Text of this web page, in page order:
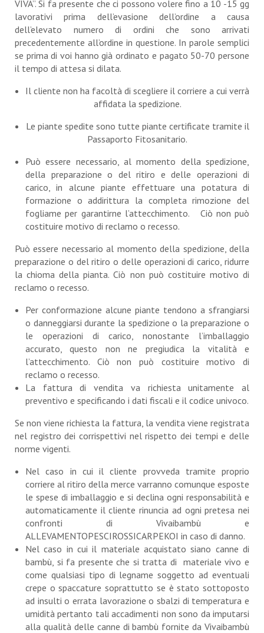
VIVA”. Si fa presente che ci possono volere fino a 10 -15 gg
lavorativi prima dell’evasione dell’ordine a causa
dell’elevato numero di ordini che sono arrivati
precedentemente all’ordine in questione. In parole semplici
se prima di voi hanno già ordinato e pagato 50-70 persone
il tempo di attesa si dilata.
Il cliente non ha facoltà di scegliere il corriere a cui verrà
affidata la spedizione.
Le piante spedite sono tutte piante certificate tramite il
Passaporto Fitosanitario.
Può essere necessario, al momento della spedizione,
della preparazione o del ritiro e delle operazioni di
carico, in alcune piante effettuare una potatura di
formazione o addirittura la completa rimozione del
fogliame per garantirne l’attecchimento. Ciò non può
costituire motivo di reclamo o recesso.
Può essere necessario al momento della spedizione, della
preparazione o del ritiro o delle operazioni di carico, ridurre
la chioma della pianta. Ciò non può costituire motivo di
reclamo o recesso.
Per conformazione alcune piante tendono a sfrangiarsi
o danneggiarsi durante la spedizione o la preparazione o
le operazioni di carico, nonostante l’imballaggio
accurato, questo non ne pregiudica la vitalità e
l’attecchimento. Ciò non può costituire motivo di
reclamo o recesso.
La fattura di vendita va richiesta unitamente al
preventivo e specificando i dati fiscali e il codice univoco.
Se non viene richiesta la fattura, la vendita viene registrata
nel registro dei corrispettivi nel rispetto dei tempi e delle
norme vigenti.
Nel caso in cui il cliente provveda tramite proprio
corriere al ritiro della merce varranno comunque esposte
le spese di imballaggio e si declina ogni responsabilità e
automaticamente il cliente rinuncia ad ogni pretesa nei
confronti di Vivaibambù e
ALLEVAMENTOPESCIROSSICARPEKOI in caso di danno.
Nel caso in cui il materiale acquistato siano canne di
bambù, si fa presente che si tratta di materiale vivo e
come qualsiasi tipo di legname soggetto ad eventuali
crepe o spaccature soprattutto se è stato sottoposto
ad insulti o errata lavorazione o sbalzi di temperatura e
umidità pertanto tali accadimenti non sono da imputarsi
alla qualità delle canne di bambù fornite da Vivaibambù